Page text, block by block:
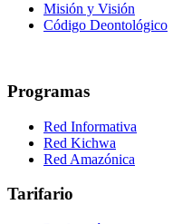
Misión y Visión
Código Deontológico
Programas
Red Informativa
Red Kichwa
Red Amazónica
Tarifario